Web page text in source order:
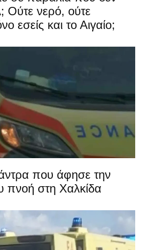
Ούτε νερό, ούτε
εσείς και το Αιγαίο;
που άφησε την
πνοή στη Χαλκίδα